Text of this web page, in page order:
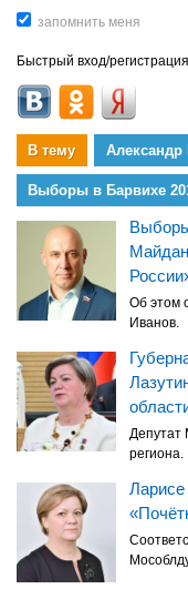
Быстрый вход/
В тему
Выборы в Барвихе
Об этом
Иванов.
Депутат
региона.
Ларисе